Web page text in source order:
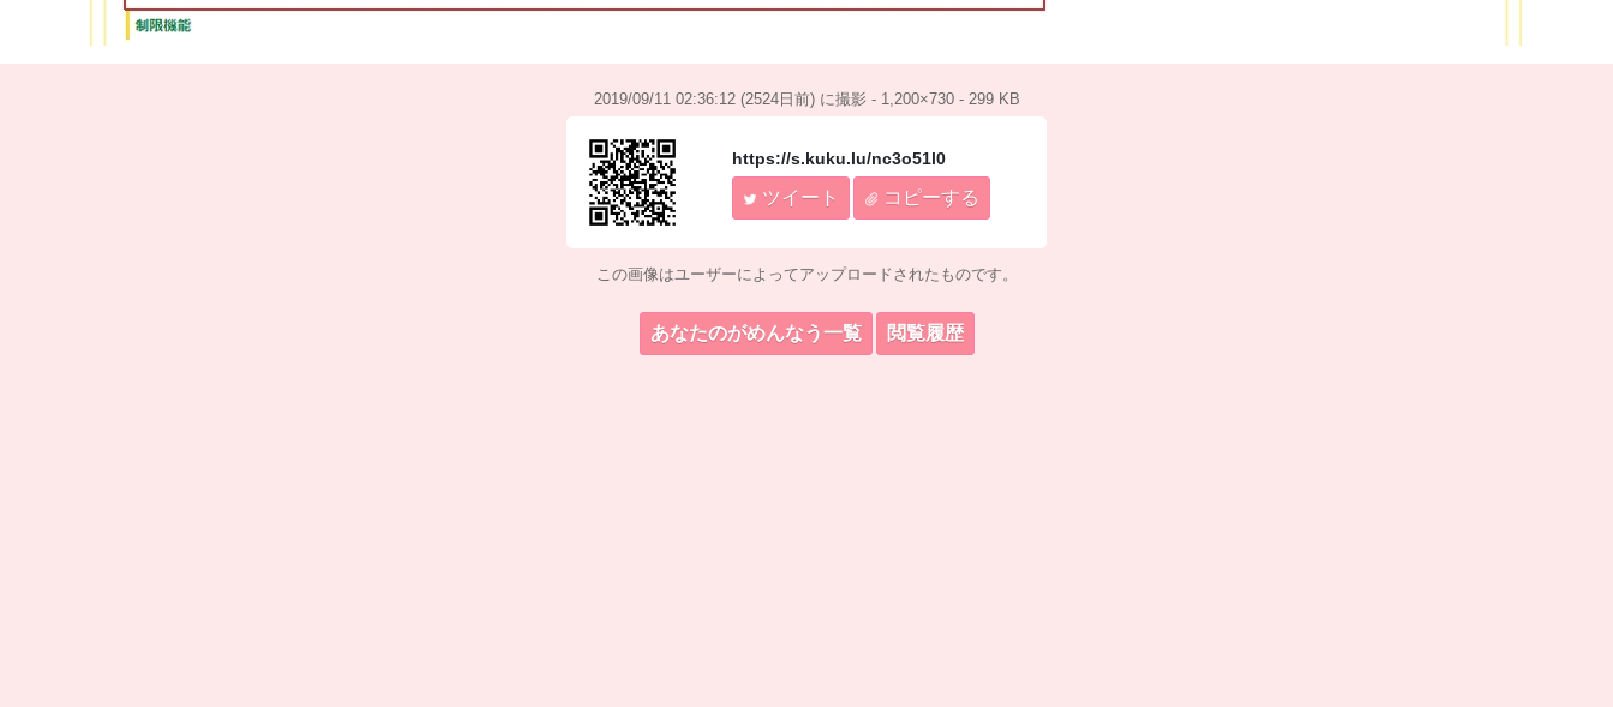
2019/09/11 02:36:12 (2524日前) に撮影 - 1,200×730 - 299 KB
https://s.kuku.lu/nc3o51l0
ツイート コピーする
この画像はユーザーによってアップロードされたものです。
あなたのがめんなう一覧 閲覧履歴